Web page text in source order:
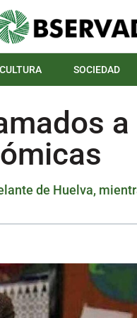
CULTURA SOCIEDAD
a
de Huelva,